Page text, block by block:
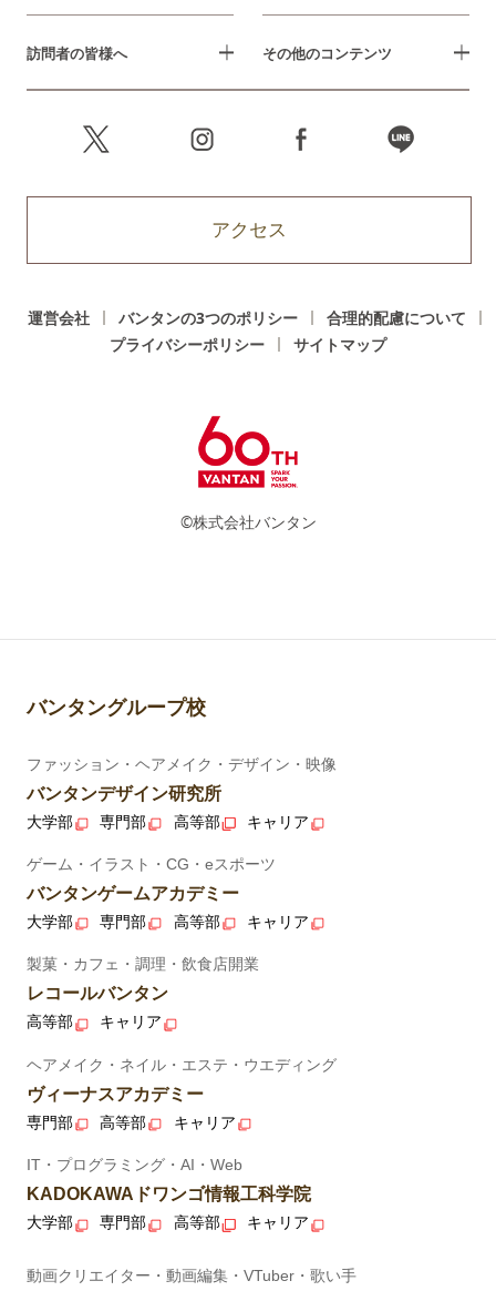
訪問者の皆様へ その他のコンテンツ
アクセス
運営会社 バンタンの3つのポリシー
合理的配慮について
プライバシーポリシー
サイトマップ
©株式会社バンタン
バンタングループ校
ファッション・ヘアメイク・デザイン・映像
バンタンデザイン研究所
大学部 専門部 高等部 キャリア
ゲーム・イラスト・CG・eスポーツ
バンタンゲームアカデミー
大学部 専門部 高等部 キャリア
製菓・カフェ・調理・飲食店開業
レコールバンタン
高等部 キャリア
ヘアメイク・ネイル・エステ・ウエディング
ヴィーナスアカデミー
専門部 高等部 キャリア
IT・プログラミング・AI・Web
KADOKAWAドワンゴ情報工科学院
大学部 専門部 高等部 キャリア
動画クリエイター・動画編集・VTuber・歌い手